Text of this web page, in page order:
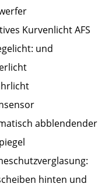
Kurvenlicht AFS
und
abblendender
hinten und